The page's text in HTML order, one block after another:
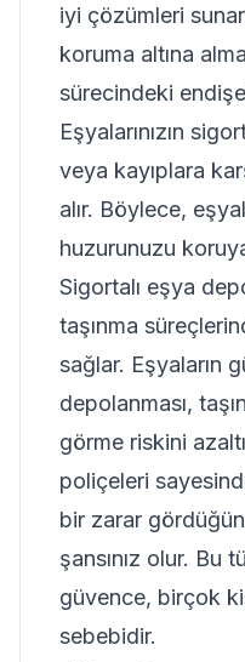
iyi çözümleri
koruma altına
sürecindeki
Eşyalarınızın
veya kayıplara
alır. Böylece,
huzurunuzu
Sigortalı eşya
taşınma
sağlar. Eşyaların
depolanması,
görme riskini
poliçeleri
bir zarar
şansınız olur. Bu
güvence, birçok
sebebidir.